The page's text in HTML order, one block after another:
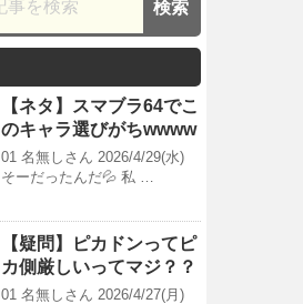
【ネタ】スマブラ64でこ
のキャラ選びがちwwww
01 名無しさん 2026/4/29(水)
そーだったんだ💦 私 …
【疑問】ピカドンってピ
カ側厳しいってマジ？？
01 名無しさん 2026/4/27(月)